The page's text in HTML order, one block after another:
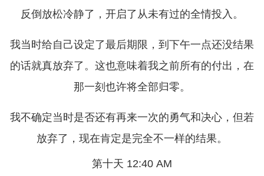
反倒放松冷静了，开启了从未有过的全情投入。
我当时给自己设定了最后期限，到下午一点还没结果
的话就真放弃了。这也意味着我之前所有的付出，在
那一刻也许将全部归零。
我不确定当时是否还有再来一次的勇气和决心，但若
放弃了，现在肯定是完全不一样的结果。
第十天 12:40 AM